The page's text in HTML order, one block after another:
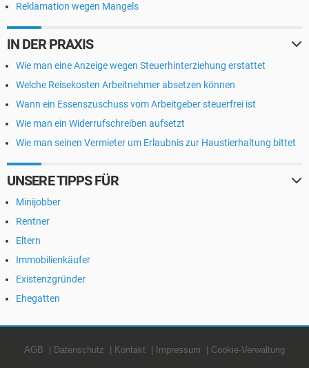
Reklamation wegen Mangels
IN DER PRAXIS
Wie man eine Anzeige wegen Steuerhinterziehung erstattet
Welche Reisekosten Arbeitnehmer absetzen können
Wann ein Essenszuschuss vom Arbeitgeber steuerfrei ist
Wie man ein Widerrufschreiben aufsetzt
Wie man seinen Vermieter um Erlaubnis zur Haustierhaltung bittet
UNSERE TIPPS FÜR
Minijobber
Rentner
Eltern
Immobilienkäufer
Existenzgründer
Ehegatten
AGB Datenschutz Kontakt Impressum Cookie-Verwaltung